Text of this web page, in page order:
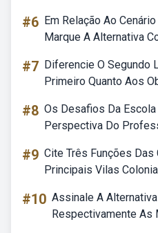
#6 Em Relação Ao
Marque A Alternativa
#7 Diferencie O Segundo
Primeiro Quanto Aos
#8 Os Desafios Da
Perspectiva Do
#9 Cite Três Funções
Principais Vilas
#10 Assinale A
Respectivamente As